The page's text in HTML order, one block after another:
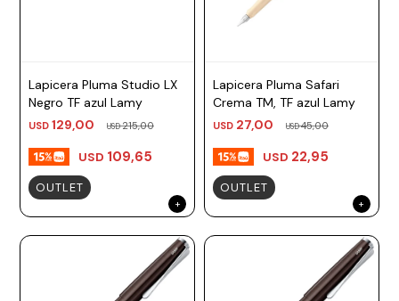
Lapicera Pluma Studio LX
Negro TF azul Lamy
USD 129,00 USD215,00
USD 109,65
OUTLET
Lapicera Pluma Safari
Crema TM, TF azul Lamy
USD 27,00 USD45,00
USD 22,95
OUTLET